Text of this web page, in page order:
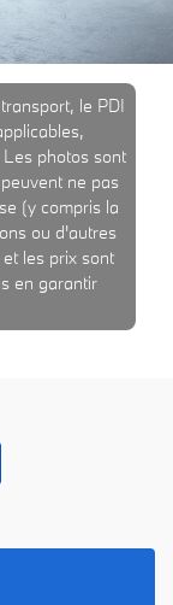
le PDI
photos sont
ne pas
(y compris la
ou d'autres
les prix sont
en garantir